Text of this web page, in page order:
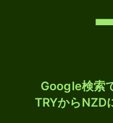
Google検索
TRYからNZD